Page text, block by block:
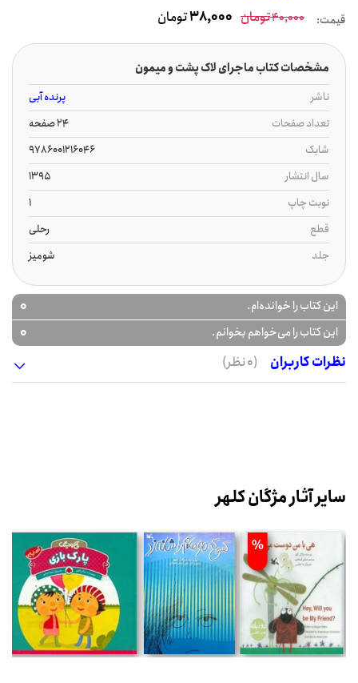
قیمت: 40,000تومان 38,000تومان
مشخصات کتاب ماجرای لاک پشت و میمون
ناشر
پرنده آبی
تعداد صفحات
24 صفحه
شابک
9786001216046
سال انتشار
1395
نوبت چاپ
1
قطع
رحلی
جلد
شومیز
این کتاب را خوانده‌ام. 0
این کتاب را می‌خواهم بخوانم.
0
نظرات کاربران
(0 نظر)
سایر آثار مژگان کلهر
%